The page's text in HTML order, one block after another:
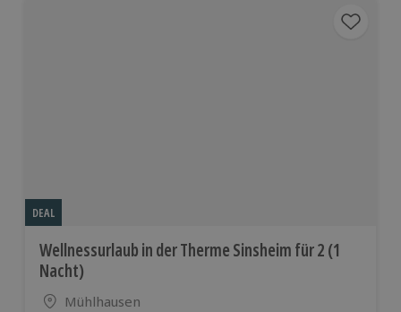
DEAL
Wellnessurlaub in der Therme Sinsheim für 2 (1
Nacht)
Standort
Mühlhausen